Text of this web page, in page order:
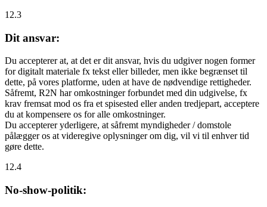
12.3
Dit ansvar:
Du accepterer at, at det er dit ansvar, hvis du udgiver nogen former
for digitalt materiale fx tekst eller billeder, men ikke begrænset til
dette, på vores platforme, uden at have de nødvendige rettigheder.
Såfremt, R2N har omkostninger forbundet med din udgivelse, fx
krav fremsat mod os fra et spisested eller anden tredjepart, acceptere
du at kompensere os for alle omkostninger.
Du accepterer yderligere, at såfremt myndigheder / domstole
pålægger os at videregive oplysninger om dig, vil vi til enhver tid
gøre dette.
12.4
No-show-politik: